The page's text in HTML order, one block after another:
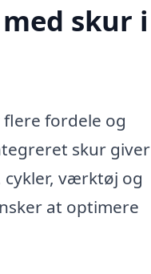
skur i
fordele og
skur giver
værktøj og
at optimere